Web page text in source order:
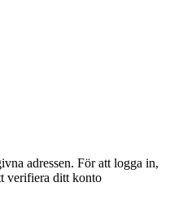
adressen. För att logga in,
verifiera ditt konto